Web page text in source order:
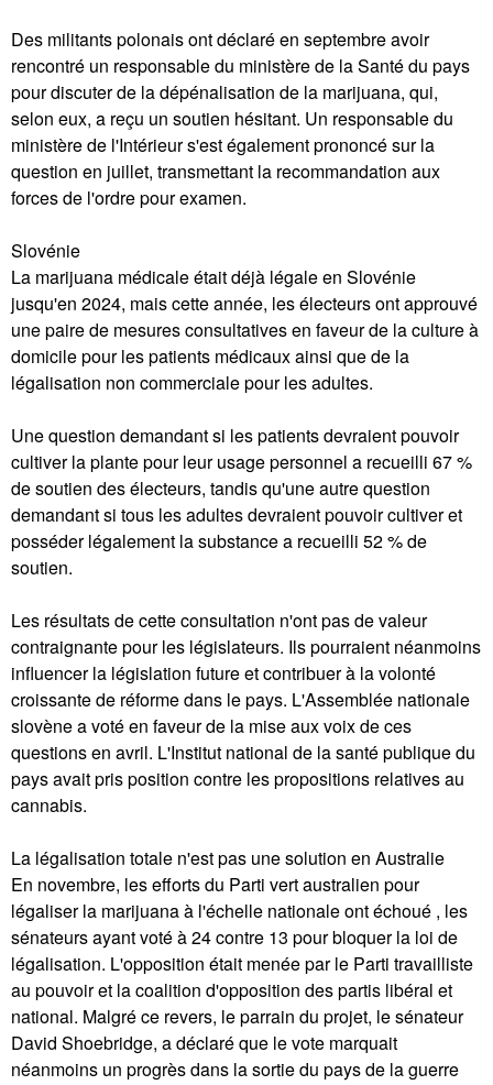
Des militants polonais ont déclaré en septembre avoir
rencontré un responsable du ministère de la Santé du pays
pour discuter de la dépénalisation de la marijuana, qui,
selon eux, a reçu un soutien hésitant. Un responsable du
ministère de l'Intérieur s'est également prononcé sur la
question en juillet, transmettant la recommandation aux
forces de l'ordre pour examen.
Slovénie
La marijuana médicale était déjà légale en Slovénie
jusqu'en 2024, mais cette année, les électeurs ont approuvé
une paire de mesures consultatives en faveur de la culture à
domicile pour les patients médicaux ainsi que de la
légalisation non commerciale pour les adultes.
Une question demandant si les patients devraient pouvoir
cultiver la plante pour leur usage personnel a recueilli 67 %
de soutien des électeurs, tandis qu'une autre question
demandant si tous les adultes devraient pouvoir cultiver et
posséder légalement la substance a recueilli 52 % de
soutien.
Les résultats de cette consultation n'ont pas de valeur
contraignante pour les législateurs. Ils pourraient néanmoins
influencer la législation future et contribuer à la volonté
croissante de réforme dans le pays. L'Assemblée nationale
slovène a voté en faveur de la mise aux voix de ces
questions en avril. L'Institut national de la santé publique du
pays avait pris position contre les propositions relatives au
cannabis.
La légalisation totale n'est pas une solution en Australie
En novembre, les efforts du Parti vert australien pour
légaliser la marijuana à l'échelle nationale ont échoué , les
sénateurs ayant voté à 24 contre 13 pour bloquer la loi de
légalisation. L'opposition était menée par le Parti travailliste
au pouvoir et la coalition d'opposition des partis libéral et
national. Malgré ce revers, le parrain du projet, le sénateur
David Shoebridge, a déclaré que le vote marquait
néanmoins un progrès dans la sortie du pays de la guerre